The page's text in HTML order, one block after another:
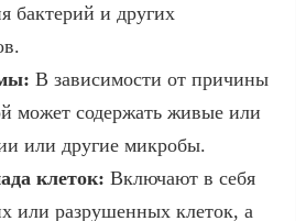
бактерий и других
В зависимости от причины
может содержать живые или
или другие микробы.
клеток: Включают в себя
или разрушенных клеток, а